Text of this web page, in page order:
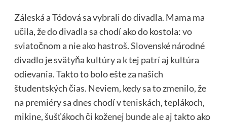
Záleská a Tódová sa vybrali do divadla. Mama ma
učila, že do divadla sa chodí ako do kostola: vo
sviatočnom a nie ako hastroš. Slovenské národné
divadlo je svätyňa kultúry a k tej patrí aj kultúra
odievania. Takto to bolo ešte za našich
študentských čias. Neviem, kedy sa to zmenilo, že
na premiéry sa dnes chodí v teniskách, teplákoch,
mikine, šušťákoch či koženej bunde ale aj takto ako